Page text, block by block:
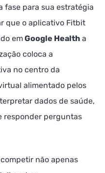
fase para sua estratégia
que o aplicativo Fitbit
emGoogle Health a
coloca a
no centro da
alimentado pelos
dados de saúde,
responder perguntas
não apenas